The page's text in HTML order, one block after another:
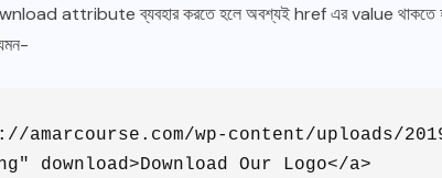
attribute ব্যবহার করতে হলে অবশ্যই href এর value থাকতে
amarcourse.com/wp-content/uploads/
download>Download Our Logo</a>